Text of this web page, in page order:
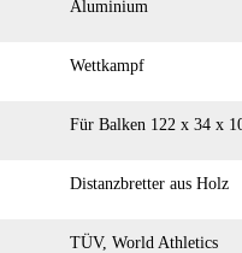
Aluminium
Wettkampf
Für Balken 122 x 34 x
Distanzbretter aus Holz
TÜV, World Athletics